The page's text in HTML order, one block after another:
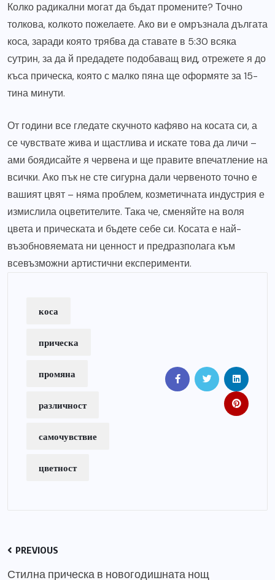
Колко радикални могат да бъдат промените? Точно
толкова, колкото пожелаете. Ако ви е омръзнала дългата
коса, заради която трябва да ставате в 5:30 всяка
сутрин, за да й предадете подобаващ вид, отрежете я до
къса прическа, която с малко пяна ще оформяте за 15-
тина минути.
От години все гледате скучното кафяво на косата си, а
се чувствате жива и щастлива и искате това да личи –
ами боядисайте я червена и ще правите впечатление на
всички. Ако пък не сте сигурна дали червеното точно е
вашият цвят – няма проблем, козметичната индустрия е
измислила оцветителите. Така че, сменяйте на воля
цвета и прическата и бъдете себе си. Косата е най-
възобновяемата ни ценност и предразполага към
всевъзможни артистични експерименти.
коса
прическа
промяна
различност
самочувствие
цветност
PREVIOUS
Стилна прическа в новогодишната нощ